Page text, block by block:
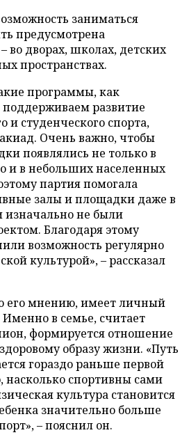
заниматься
предусмотрена
во дворах, школах, детских
пространствах.
программы, как
поддерживаем развитие
и студенческого спорта,
Очень важно, чтобы
появлялись не только в
и в небольших населенных
партия помогала
залы и площадки даже в
изначально не были
Благодаря этому
возможность регулярно
культурой», – рассказал
его мнению, имеет личный
в семье, считает
формируется отношение
образу жизни. «Путь
гораздо раньше первой
насколько спортивны сами
культура становится
значительно больше
– пояснил он.